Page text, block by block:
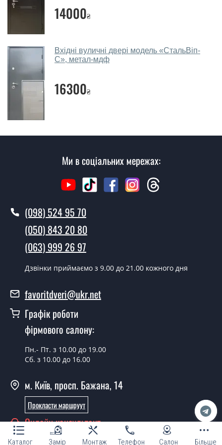
Каталог Замір Монтаж Телефон Салон Більше
консультації Ви можете оформити заявку, не
відвідуючи наш офіс.
Виклик замірника-консультанта коштує 450 грн.
Ви робите установку вхідних дверей?
Так робимо. Монтаж вхідних дверей проводиться
Вартість встановлення дверей Стальвіп-Л - від 1600
Як швидко можете встановити двері
наявності їх на складі, чи наступного дня.
Чи можна на сьогодні викликати
замірника?
У вас є в наявності готові двері
Так, ми маємо великий асортимент готових вхідних
Яка вартість найдешевших вхідних
Від 5200 грн.
Потрібні двері вхідні економ класу,
що порадите?
14000₴
Вхідні вуличні двері модель «СтальВіп-
С», метал-мдф
16300₴
Ми в соціальних мережах:
(098) 524 95 70
(050) 843 20 80
(063) 999 26 97
Дзвінки приймаємо з 9.00 до 21.00 кожного дня
favoritdveri@ukr.net
Графік роботи
фірмового салону:
Пн.- Пт. з 10.00 до 19.00
Сб. з 10.00 до 16.00
м. Київ, просп. Бажана, 14
Прокласти маршруут
Онлайн консультант